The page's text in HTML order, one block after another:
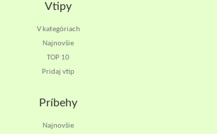
Vtipy
V kategóriach
Najnovšie
TOP 10
Pridaj vtip
Príbehy
Najnovšie